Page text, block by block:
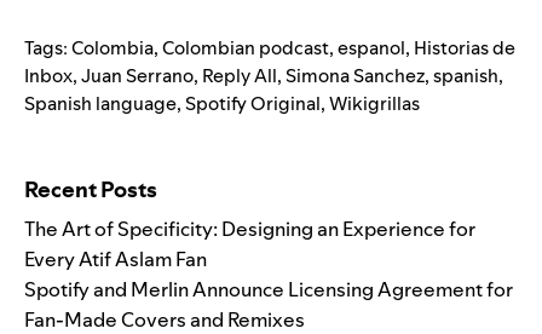
Tags:Colombia,Colombian podcast,espanol, Historias de
Inbox,Juan Serrano, Reply All,Simona Sanchez,spanish,
Spanish language,Spotify Original,Wikigrillas
Recent Posts
The Art of Specificity: Designing an Experience for
Every Atif Aslam Fan
Spotify and Merlin Announce Licensing Agreement for
Fan-Made Covers and Remixes